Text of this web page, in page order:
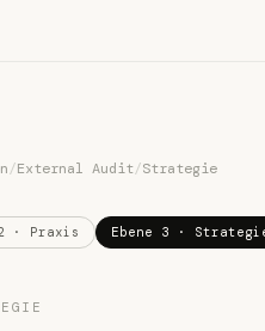
/External Audit/Strategie
· Praxis Ebene 3 ·